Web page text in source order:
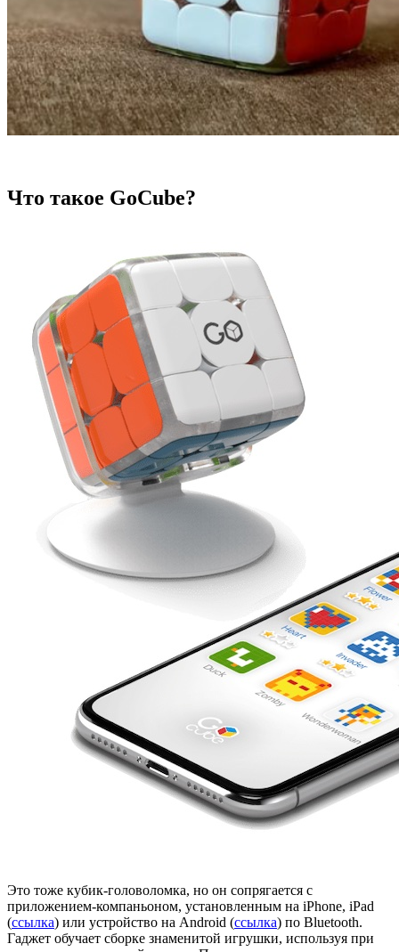
Что такое GoCube?
Это тоже кубик-головоломка, но он сопрягается с
приложением-компаньоном, установленным на iPhone, iPad
(ссылка) или устройство на Android (ссылка) по Bluetooth.
Гаджет обучает сборке знаменитой игрушки, используя при